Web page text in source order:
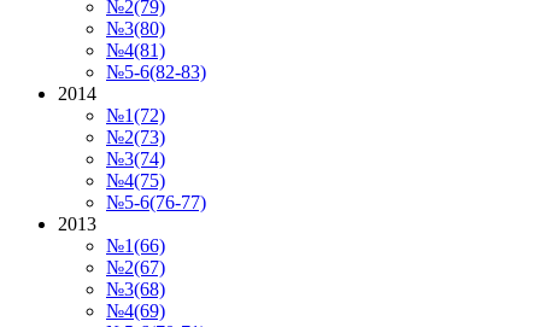
№2(79)
№3(80)
№4(81)
№5-6(82-83)
2014
№1(72)
№2(73)
№3(74)
№4(75)
№5-6(76-77)
2013
№1(66)
№2(67)
№3(68)
№4(69)